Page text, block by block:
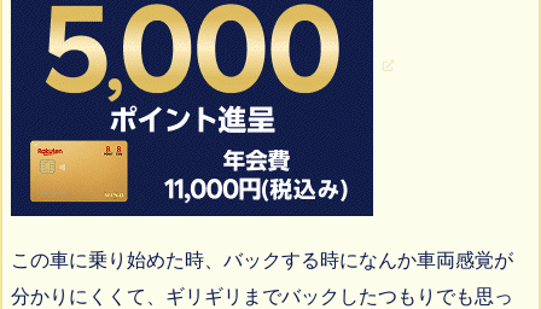
この車に乗り始めた時、バックする時になんか車両感覚が
分かりにくくて、ギリギリまでバックしたつもりでも思っ